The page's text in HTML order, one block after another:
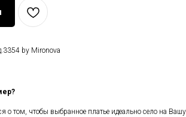
by Mironova
о том, чтобы выбранное платье идеально село на Вашу